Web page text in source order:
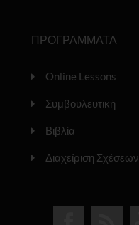
ΠΡΟΓΡΑΜΜΑΤΑ
Online Lessons
Συμβουλευτική
Βιβλία
Διαχείριση Σχέσεων